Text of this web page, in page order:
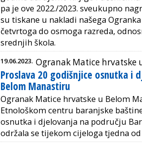
pa je ove 2022./2023. sveukupno
su tiskane u nakladi našega
četvrtoga do osmoga razreda,
srednjih škola.
19.06.2023. Ogranak Matice hrvatske
Proslava 20 godišnjice osnutka i
Belom Manastiru
Ogranak Matice hrvatske u Belom
Etnološkom centru baranjske
osnutka i djelovanja na području
održala se tijekom cijeloga tjedna od